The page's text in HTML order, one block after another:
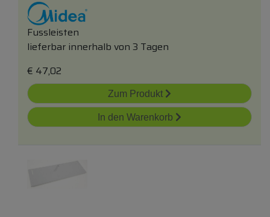
Fussleisten
lieferbar innerhalb von 3 Tagen
€ 47,02
Zum Produkt
In den Warenkorb